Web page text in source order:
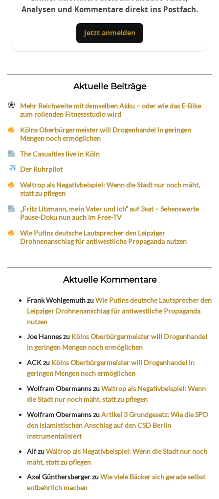
Analysen und Kommentare direkt ins Postfach.
Jetzt anmelden
Aktuelle Beiträge
Mehr Reichweite mit demselben Akku – oder wie das E-Bike
zum rollenden Fitnessstudio wird
Kölns Oberbürgermeister will Drogenhandel in geringen
Mengen noch ermöglichen
The Casualties live in Köln
Der Ruhrpilot
Waltrop als Negativbeispiel: Wenn die Stadt nur noch mäht,
statt zu pflegen
„Fritz Litzmann, mein Vater und ich“ auf 3sat – Sehenswerte
Pause-Doku nun auch im Free-TV
Wie Putins deutsche Lautsprecher den Leipziger
Drohnenanschlag für antiwestliche Propaganda nutzen
Aktuelle Kommentare
Frank WohlgemuthzuWie Putins deutsche Lautsprecher den
Leipziger Drohnenanschlag für antiwestliche Propaganda
nutzen
Joe Hanneszu Kölns Oberbürgermeister will Drogenhandel
in geringen Mengen noch ermöglichen
ACKzu Kölns Oberbürgermeister will Drogenhandel in
geringen Mengen noch ermöglichen
Wolfram ObermannszuWaltrop als Negativbeispiel: Wenn
die Stadt nur noch mäht, statt zu pflegen
Wolfram ObermannszuArtikel 3 Grundgesetz: Wie die SPD
den islamistischen Anschlag auf den CSD Berlin
instrumentalisiert
AlfzuWaltrop als Negativbeispiel: Wenn die Stadt nur noch
mäht, statt zu pflegen
Axel GünthersbergerzuWie viele Bäcker sich gerade selbst
entbehrlich machen